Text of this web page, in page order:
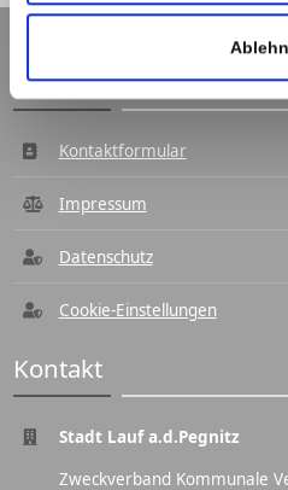
Navigation
Kontaktformular
Impressum
Datenschutz
Cookie-Einstellungen
Kontakt
Stadt Lauf a.d.Pegnitz
Zweckverband Kommunale